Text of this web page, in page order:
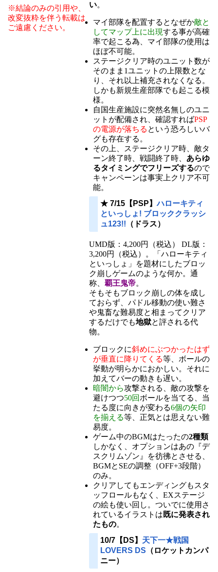
※結論のみの引用や、
改変抜粋を伴う転載は
ご遠慮ください。
い。
マイ部隊を配置するとなぜか敵と
してマップ上に出現する事が高確
率で起こる為、マイ部隊の使用は
ほぼ不可能。
ステージクリア時のユニット数が
そのまま1ユニットの上限数とな
り、それ以上補充されなくなる。
しかも新規生産部隊でも起こる模
様。
自国生産施設に突然名無しのユニ
ットが配備され、確認すればPSP
の電源が落ちる という恐ろしいバ
グも存在する。
その上、ステージクリア時、敵タ
ーン終了時、戦闘終了時、 あらゆ
るタイミングでフリーズするので
キャンペーンは事実上クリア不可
能。
★ 7/15【PSP】ハローキティ
といっしょ! ブロッククラッシ
ュ123!! （ドラス）
UMD版：4,200円（税込） DL版：
3,200円（税込）。「ハローキティ
といっしょ」を題材にしたブロッ
ク崩しゲームのような何か。通
称、 覇王鬼帝。
そもそもブロック崩しの体を成し
ておらず、パドル移動の使い難さ
や鬼畜な難易度と相まってクリア
するだけでも地獄と評される代
物。
ブロックに斜めにぶつかったはず
が垂直に降りてくる等、ボールの
挙動が明らかにおかしい。それに
加えてバーの動きも遅い。
暗闇から攻撃される、敵の攻撃を
避けつつ50回 ボールを当てる、当
たる度に向きが変わる6個の矢印
を揃える等、正気とは思えない難
易度。
ゲーム中のBGMはたったの2種類
しかなく、オプションはあの『デ
スクリムゾン』を彷彿とさせる、
BGMとSEの調整（OFF+3段階）
のみ。
クリアしてもエンディングもスタ
ッフロールもなく、EXステージ
の絵も使い回し。ついでに使用さ
れているイラストは 既に発表され
たもの。
10/7【DS】 天下一★戦国
LOVERS DS （ロケットカンパ
ニー）